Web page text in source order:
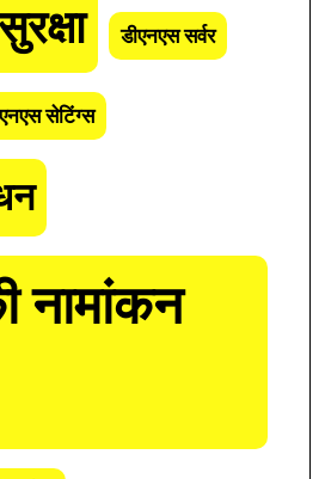
डीएनएस सर्वर
सेटिंग्स
नामांकन